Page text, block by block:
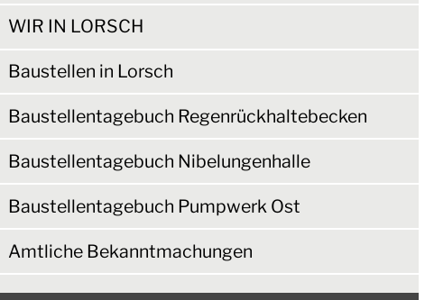
WIR IN LORSCH
Baustellen in Lorsch
Baustellentagebuch Regenrückhaltebecken
Baustellentagebuch Nibelungenhalle
Baustellentagebuch Pumpwerk Ost
Amtliche Bekanntmachungen